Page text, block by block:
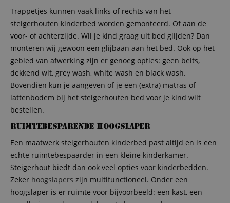
Trappetjes kunnen vaak links of rechts van het
steigerhouten kinderbed worden gemonteerd. Of aan de
voor- of achterzijde. Wil je kind graag uit bed glijden? Dan
monteren wij gewoon een glijbaan aan het bed. Ook op het
gebied van afwerking zijn er genoeg opties: geen beits,
dekkend wit, grey wash, white wash en black wash.
Bovendien kun je aangeven of je een (extra) matras of
lattenbodem bij het steigerhouten bed voor je kind wilt
bestellen.
Ruimtebesparende hoogslaper
Een maatwerk steigerhouten kinderbed past altijd en is een
echte ruimtebespaarder in een kleine kinderkamer.
Steigerhout biedt dan ook veel opties voor kinderbedden.
Zeker hoogslapers zijn multifunctioneel. Onder een
hoogslaper is er ruimte voor bijvoorbeeld: een kast, een